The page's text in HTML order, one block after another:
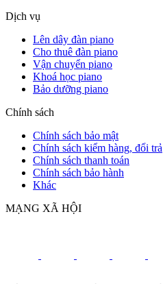
Dịch vụ
Lên dây đàn piano
Cho thuê đàn piano
Vận chuyển piano
Khoá học piano
Bảo dưỡng piano
Chính sách
Chính sách bảo mật
Chính sách kiểm hàng, đổi trả
Chính sách thanh toán
Chính sách bảo hành
Khác
MẠNG XÃ HỘI